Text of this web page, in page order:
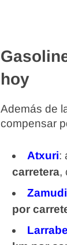
hoy
Además de
compensar
Atxuri:
carretera,
por